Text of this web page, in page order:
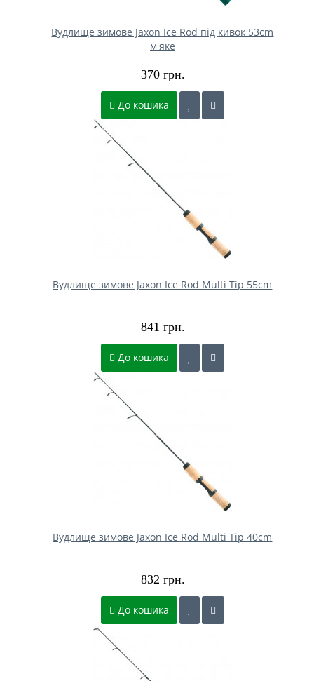
Вудлище зимове Jaxon Ice Rod під кивок 53cm
м'яке
370 грн.
До кошика
Вудлище зимове Jaxon Ice Rod Multi Tip 55cm
841 грн.
До кошика
Вудлище зимове Jaxon Ice Rod Multi Tip 40cm
832 грн.
До кошика